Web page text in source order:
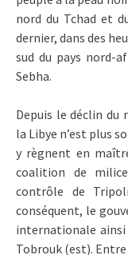
nord du Tchad et
dernier, dans des
sud du pays nord-
Sebha.
Depuis le déclin du
la Libye n’est plus
y règnent en
coalition de
contrôle de
conséquent, le
internationale
Tobrouk (est).